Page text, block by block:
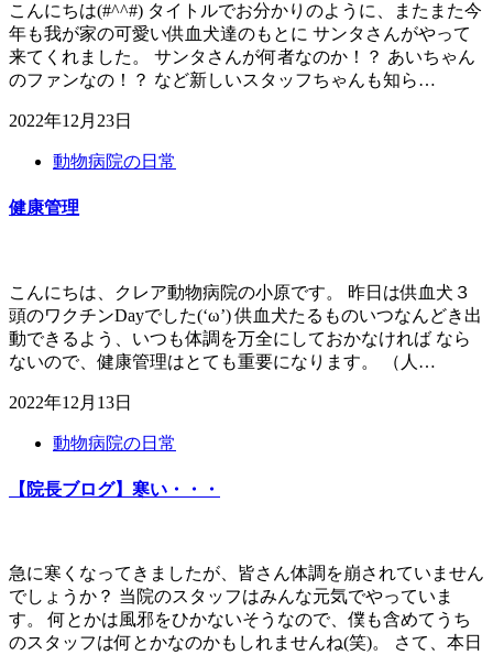
こんにちは(#^^#) タイトルでお分かりのように、またまた今
年も我が家の可愛い供血犬達のもとに サンタさんがやって
来てくれました。 サンタさんが何者なのか！？ あいちゃん
のファンなの！？ など新しいスタッフちゃんも知ら…
2022年12月23日
動物病院の日常
健康管理
こんにちは、クレア動物病院の小原です。 昨日は供血犬３
頭のワクチンDayでした(‘ω’) 供血犬たるものいつなんどき出
動できるよう、いつも体調を万全にしておかなければ なら
ないので、健康管理はとても重要になります。 （人…
2022年12月13日
動物病院の日常
【院長ブログ】寒い・・・
急に寒くなってきましたが、皆さん体調を崩されていません
でしょうか？ 当院のスタッフはみんな元気でやっていま
す。 何とかは風邪をひかないそうなので、僕も含めてうち
のスタッフは何とかなのかもしれませんね(笑)。 さて、本日